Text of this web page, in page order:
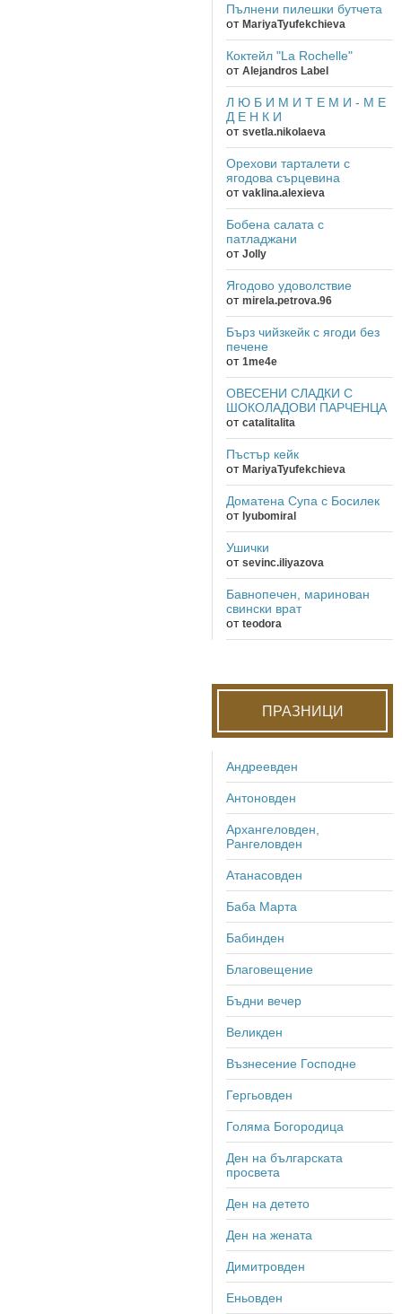
Пълнени пилешки бутчета
от MariyaTyufekchieva
Коктейл "La Rochelle"
от Alejandros Label
Л Ю Б И М И Т Е М И - М Е
Д Е Н К И
от svetla.nikolaeva
Орехови тарталети с
ягодова сърцевина
от vaklina.alexieva
Бобена салата с
патладжани
от Jolly
Ягодово удоволствие
от mirela.petrova.96
Бърз чийзкейк с ягоди без
печене
от 1me4e
ОВЕСЕНИ СЛАДКИ С
ШОКОЛАДОВИ ПАРЧЕНЦА
от catalitalita
Пъстър кейк
от MariyaTyufekchieva
Доматена Супа с Босилек
от lyubomiral
Ушички
от sevinc.iliyazova
Бавнопечен, маринован
свински врат
от teodora
ПРАЗНИЦИ
Андреевден
Антоновден
Архангеловден,
Рангеловден
Атанасовден
Баба Марта
Бабинден
Благовещение
Бъдни вечер
Великден
Възнесение Господне
Гергьовден
Голяма Богородица
Ден на българската
просвета
Ден на детето
Ден на жената
Димитровден
Еньовден